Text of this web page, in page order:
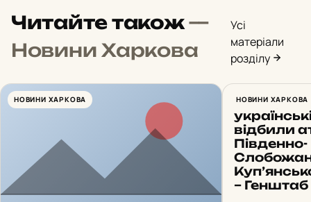
Читайте також—
Новини Харкова
Усі
матеріали
розділу
НОВИНИ ХАРКОВА НОВИНИ ХАРКОВА
14
відбили
Південно-
–